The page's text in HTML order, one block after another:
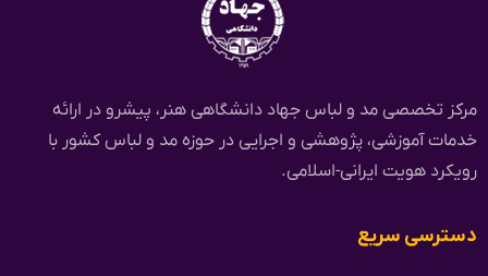
مرکز تخصصی مد و لباس جهاد دانشگاهی هنر، پیشرو در ارائه
خدمات آموزشی، پژوهشی و اجرایی در حوزه مد و لباس کشور با
رویکرد هویت ایرانی-اسلامی.
دسترسی سریع